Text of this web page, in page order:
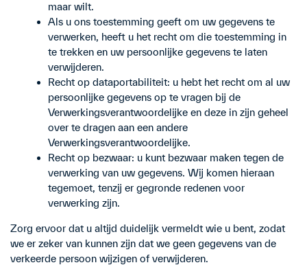
maar wilt.
Als u ons toestemming geeft om uw gegevens te
verwerken, heeft u het recht om die toestemming in
te trekken en uw persoonlijke gegevens te laten
verwijderen.
Recht op dataportabiliteit: u hebt het recht om al uw
persoonlijke gegevens op te vragen bij de
Verwerkingsverantwoordelijke en deze in zijn geheel
over te dragen aan een andere
Verwerkingsverantwoordelijke.
Recht op bezwaar: u kunt bezwaar maken tegen de
verwerking van uw gegevens. Wij komen hieraan
tegemoet, tenzij er gegronde redenen voor
verwerking zijn.
Zorg ervoor dat u altijd duidelijk vermeldt wie u bent, zodat
we er zeker van kunnen zijn dat we geen gegevens van de
verkeerde persoon wijzigen of verwijderen.